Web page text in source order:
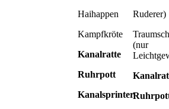
Haihappen
Kampfkröte
Kanalratte
Ruhrpott
Kanalsprinter
Ruderer)
(nur